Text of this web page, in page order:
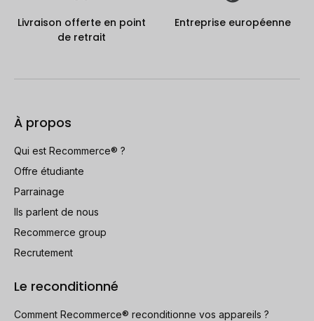
Livraison offerte en point
de retrait
Entreprise européenne
À propos
Qui est Recommerce® ?
Offre étudiante
Parrainage
Ils parlent de nous
Recommerce group
Recrutement
Le reconditionné
Comment Recommerce® reconditionne vos appareils ?